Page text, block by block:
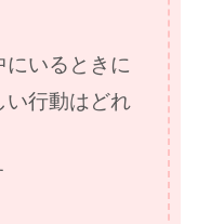
いるときに
い行動はどれ